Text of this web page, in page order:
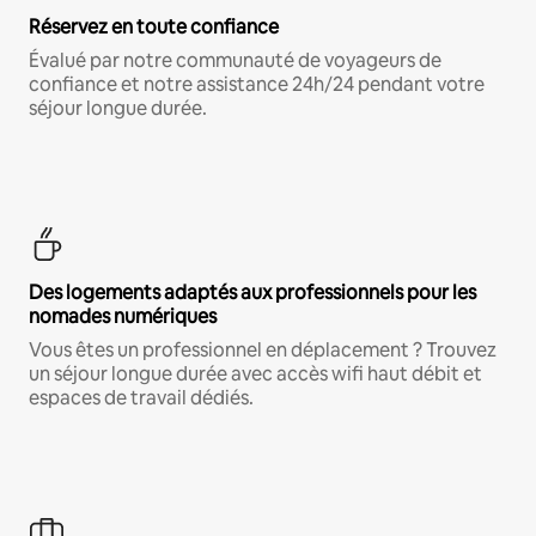
Réservez en toute confiance
Évalué par notre communauté de voyageurs de
confiance et notre assistance 24h/24 pendant votre
séjour longue durée.
Des logements adaptés aux professionnels pour les
nomades numériques
Vous êtes un professionnel en déplacement ? Trouvez
un séjour longue durée avec accès wifi haut débit et
espaces de travail dédiés.